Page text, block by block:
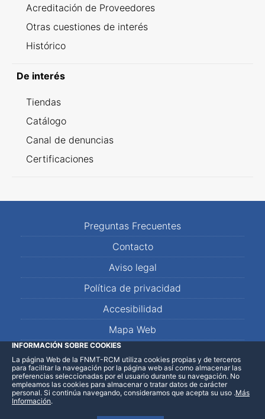
Acreditación de Proveedores
Otras cuestiones de interés
Histórico
De interés
Tiendas
Catálogo
Canal de denuncias
Certificaciones
Preguntas Frecuentes
Contacto
Aviso legal
Política de privacidad
Accesibilidad
Mapa Web
LinkedInFacebookWhatsApp
INFORMACIÓN SOBRE COOKIES
La página Web de la FNMT-RCM utiliza cookies propias y de terceros
para facilitar la navegación por la página web así como almacenar las
preferencias seleccionadas por el usuario durante su navegación. No
empleamos las cookies para almacenar o tratar datos de carácter
personal. Si continúa navegando, consideramos que acepta su uso .Más
Información.